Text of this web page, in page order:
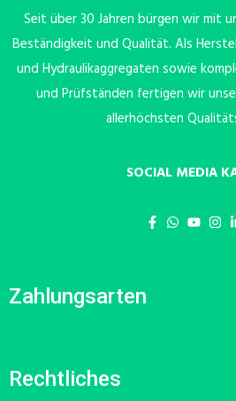
Seit über 30 Jahren bürgen wir mit
Beständigkeit und Qualität. Als
und Hydraulikaggregaten sowie
und Prüfständen fertigen wir
allerhöchsten
SOCIAL MEDIA
Zahlungsarten
Rechtliches